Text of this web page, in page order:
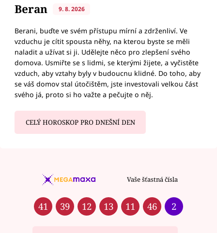
Beran 9. 8. 2026
Berani, buďte ve svém přístupu mírní a zdrženliví. Ve
vzduchu je cítit spousta něhy, na kterou byste se měli
naladit a užívat si ji. Udělejte něco pro zlepšení svého
domova. Usmiřte se s lidmi, se kterými žijete, a vyčistěte
vzduch, aby vztahy byly v budoucnu klidné. Do toho, aby
se váš domov stal útočištěm, jste investovali velkou část
svého já, proto si ho važte a pečujte o něj.
CELÝ HOROSKOP PRO DNEŠNÍ DEN
Vaše šťastná čísla
41 39 12 13 11 46 2